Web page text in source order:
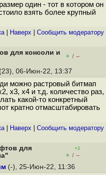
один - тот в котором он
взять более крупный
| Наверх Cообщить модератору
для консоли и
+ / –
(23), 06-Июн-22, 13:37
можно растровый битмап
x3, x4 и т.д. количество раз,
какой-то конкретный
кратно отмасштабировать
| Наверх Cообщить модератору
для
+1
+ / –
(-), 25-Июн-22, 11:36